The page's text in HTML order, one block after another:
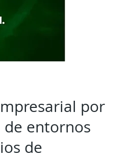
por
entornos
de